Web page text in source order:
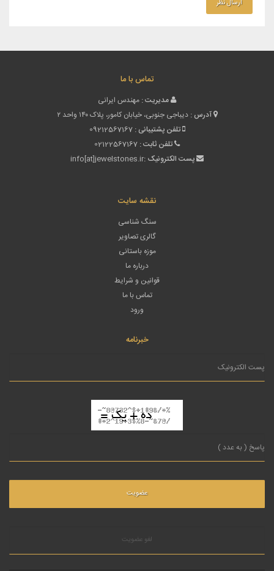
تماس با ما
مدیریت : مهندس ایرانی
آدرس : دیباجی جنوبی، خیابان کامور، پلاک ۱۴۰ واحد ۲
تلفن پشتیبانی : 09212567167
تلفن ثابت : 02122567167
پست الکترونیک :info[at]jewelstones.ir
نقشه سایت
سنگ شناسی
گالری تصاویر
موزه باستانی
درباره ما
قوانین و شرایط
تماس با ما
ورود
خبرنامه
لغو عضویت